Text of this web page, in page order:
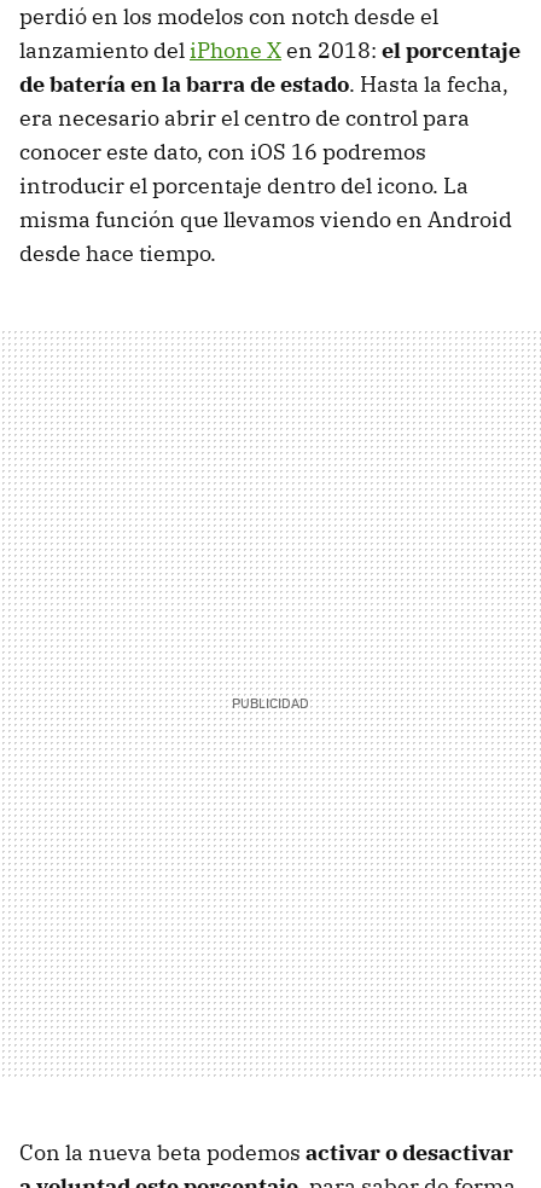
perdió en los modelos con notch desde el
lanzamiento deliPhone Xen 2018: el porcentaje
de batería en la barra de estado. Hasta la fecha,
era necesario abrir el centro de control para
conocer este dato, con iOS 16 podremos
introducir el porcentaje dentro del icono. La
misma función que llevamos viendo en Android
desde hace tiempo.
Con la nueva beta podemos activar o desactivar